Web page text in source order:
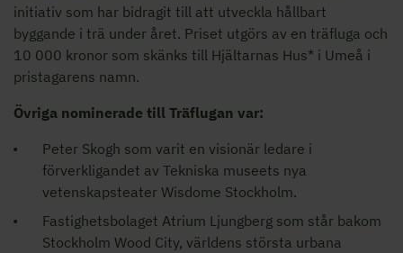
initiativ som har bidragit till att utveckla hållbart
byggande i trä under året. Priset utgörs av en träfluga och
10 000 kronor som skänks till Hjältarnas Hus* i Umeå i
pristagarens namn.
Övriga nominerade till Träflugan var:
Peter Skogh som varit en visionär ledare i
förverkligandet av Tekniska museets nya
vetenskapsteater Wisdome Stockholm.
Fastighetsbolaget Atrium Ljungberg som står bakom
Stockholm Wood City, världens största urbana